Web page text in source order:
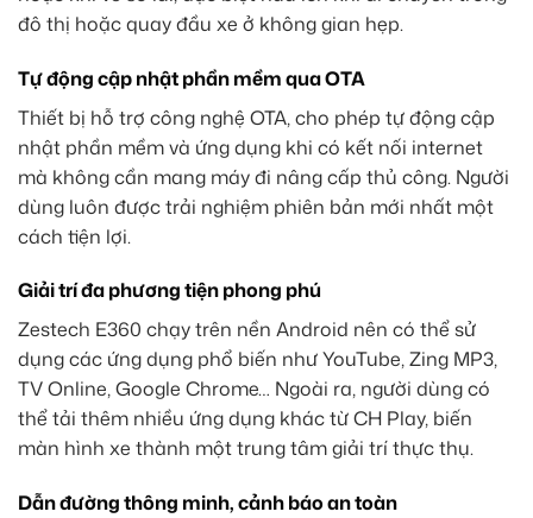
đô thị hoặc quay đầu xe ở không gian hẹp.
Tự động cập nhật phần mềm qua OTA
Thiết bị hỗ trợ công nghệ OTA, cho phép tự động cập
nhật phần mềm và ứng dụng khi có kết nối internet
mà không cần mang máy đi nâng cấp thủ công. Người
dùng luôn được trải nghiệm phiên bản mới nhất một
cách tiện lợi.
Giải trí đa phương tiện phong phú
Zestech E360 chạy trên nền Android nên có thể sử
dụng các ứng dụng phổ biến như YouTube, Zing MP3,
TV Online, Google Chrome… Ngoài ra, người dùng có
thể tải thêm nhiều ứng dụng khác từ CH Play, biến
màn hình xe thành một trung tâm giải trí thực thụ.
Dẫn đường thông minh, cảnh báo an toàn